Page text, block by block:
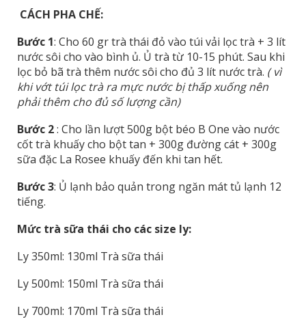
CÁCH PHA CHẾ:
Bước 1: Cho 60 gr trà thái đỏ vào túi vải lọc trà + 3 lít
nước sôi cho vào bình ủ. Ủ trà từ 10-15 phút. Sau khi
lọc bỏ bã trà thêm nước sôi cho đủ 3 lít nước trà. ( vì
khi vớt túi lọc trà ra mực nước bị thấp xuống nên
phải thêm cho đủ số lượng cần)
Bước 2: Cho lần lượt 500g bột béo B One vào nước
cốt trà khuấy cho bột tan + 300g đường cát + 300g
sữa đặc La Rosee khuấy đến khi tan hết.
Bước 3: Ủ lạnh bảo quản trong ngăn mát tủ lạnh 12
tiếng.
Mức trà sữa thái cho các size ly:
Ly 350ml: 130ml Trà sữa thái
Ly 500ml: 150ml Trà sữa thái
Ly 700ml: 170ml Trà sữa thái